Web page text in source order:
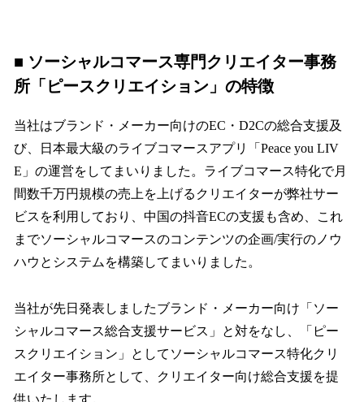
■ ソーシャルコマース専門クリエイター事務
所「ピースクリエイション」の特徴
当社はブランド・メーカー向けのEC・D2Cの総合支援及
び、日本最大級のライブコマースアプリ「Peace you LIV
E」の運営をしてまいりました。ライブコマース特化で月
間数千万円規模の売上を上げるクリエイターが弊社サー
ビスを利用しており、中国の抖音ECの支援も含め、これ
までソーシャルコマースのコンテンツの企画/実行のノウ
ハウとシステムを構築してまいりました。
当社が先日発表しましたブランド・メーカー向け「ソー
シャルコマース総合支援サービス」と対をなし、「ピー
スクリエイション」としてソーシャルコマース特化クリ
エイター事務所として、クリエイター向け総合支援を提
供いたします。